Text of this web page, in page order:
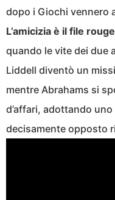
dopo i Giochi vennero
L’amicizia è il file
quando le vite dei due
Liddell diventò un
mentre Abrahams si
d’affari, adottando
decisamente opposto